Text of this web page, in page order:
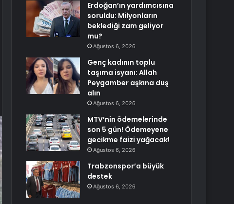
Erdoğan’ın yardımcısına
soruldu: Milyonların
beklediği zam geliyor
mu?
Ağustos 6, 2026
Genç kadının toplu
taşıma isyanı: Allah
Peygamber aşkına duş
alın
Ağustos 6, 2026
MTV’nin ödemelerinde
son 5 gün! Ödemeyene
gecikme faizi yağacak!
Ağustos 6, 2026
Trabzonspor’a büyük
destek
Ağustos 6, 2026